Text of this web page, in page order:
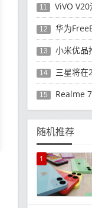
11 ViVO V20渲染
12 华为
13 小米优品
14 三星将在
15 Realme 7、7i将
随机推荐
1